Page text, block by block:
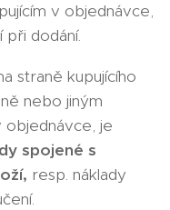
v objednávce,
dodání.
straně kupujícího
nebo jiným
je
spojené s
resp. náklady